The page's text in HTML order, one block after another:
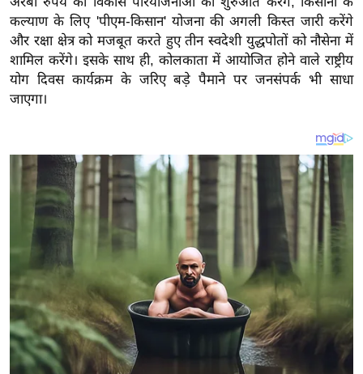
य
ब
ज
ट
खे
क्रि
के
2
0
2
6
कल्याण के लिए 'पीएम-किसान' योजना की अगली किस्त जारी करेंगे
और रक्षा क्षेत्र को मजबूत करते हुए तीन स्वदेशी युद्धपोतों को नौसेना में
शामिल करेंगे। इसके साथ ही, कोलकाता में आयोजित होने वाले राष्ट्रीय
योग दिवस कार्यक्रम के जरिए बड़े पैमाने पर जनसंपर्क भी साधा
जाएगा।